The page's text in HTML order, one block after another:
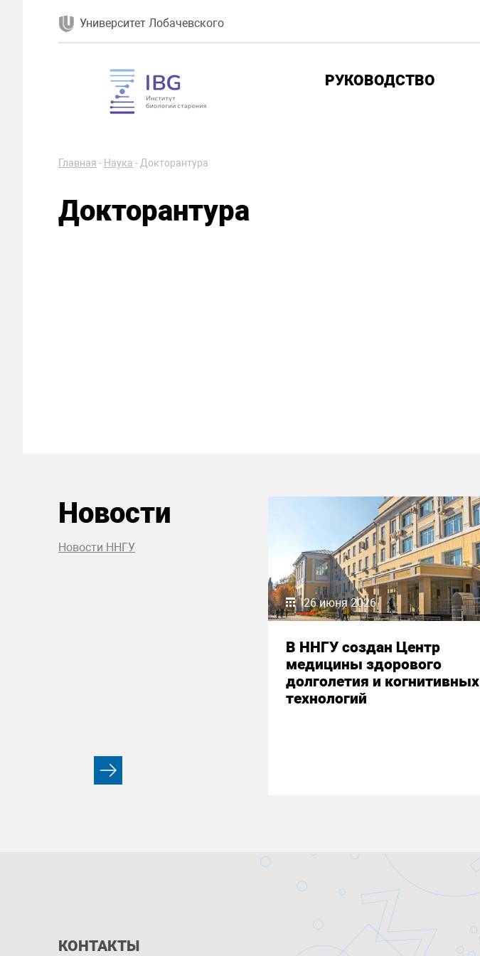
Университет Лобачевского
РУКОВОДСТВО
Главная - Наука -Докторантура
Докторантура
Новости
Новости ННГУ
26 июня 2026
В ННГУ создан Центр
медицины здорового
долголетия и когнитивных
технологий
КОНТАКТЫ